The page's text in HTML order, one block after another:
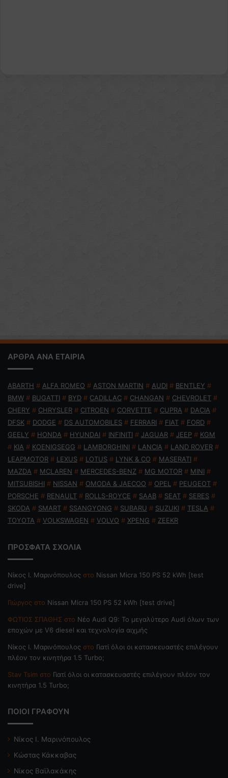
ΑΡΘΡΑ ΑΝΑ ΕΤΑΙΡΙΑ
ABARTH # ALFA ROMEO # ASTON MARTIN # AUDI # BENTLEY #
BMW # BUGATTI # BYD # CADILLAC # CHANGAN # CHEVROLET #
CHERY # CHRYSLER # CITROEN # CORVETTE # CUPRA # DACIA #
DFSK # DODGE # DS AUTOMOBILES # FERRARI # FIAT # FORD #
GEELY # HONDA # HYUNDAI # INFINITI # JAGUAR # JEEP # KGM
# KIA # KOENIGSEGG # LAMBORGHINI # LANCIA # LAND ROVER #
LEAPMOTOR # LEXUS # LOTUS # LYNK & CO # MASERATI #
MAZDA # MCLAREN # MERCEDES-BENZ # MG MOTOR # MINI #
MITSUBISHI # NISSAN # OMODA & JAECOO # OPEL # PEUGEOT #
PORSCHE # RENAULT # ROLLS-ROYCE # SAAB # SEAT # SERES #
SKODA # SMART # SSANGYONG # SUBARU # SUZUKI # TESLA #
TOYOTA # VOLKSWAGEN # VOLVO # XPENG # ZEEKR
ΠΡΟΣΦΑΤΑ ΣΧΟΛΙΑ
Nίκος Ι. Mαρινόπουλος στο Nissan Micra 150 PS 52 kWh [test
drive]
Γιώργος στο Nissan Micra 150 PS 52 kWh [test drive]
ΦΩΤΙΟΣ ΣΠΑΘΗΣ στο Νέο Audi Q9: Το μεγαλύτερο Audi όλων των
εποχών με V6 diesel και τεχνολογία αιχμής
Nίκος Ι. Mαρινόπουλος στο Γιατί όλοι οι κατασκευαστές επιλέγουν
πλέον τον κινητήρα 1.5 Turbo;
Stav Tsim στο Γιατί όλοι οι κατασκευαστές επιλέγουν πλέον τον
κινητήρα 1.5 Turbo;
ΠΟΙΟΙ ΓΡΑΦΟΥΝ
Νίκος Ι. Μαρινόπουλος
Κώστας Κάκκαβας
Νίκος Βαϊλακάκης